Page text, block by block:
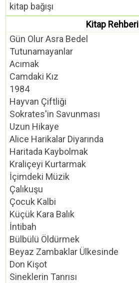
kitap bağışı
Kitap Rehberi
Gün Olur Asra Bedel
Tutunamayanlar
Acımak
Camdaki Kız
1984
Hayvan Çiftliği
Sokrates'in Savunması
Uzun Hikaye
Alice Harikalar Diyarında
Haritada Kaybolmak
Kraliçeyi Kurtarmak
İçimdeki Müzik
Çalıkuşu
Çocuk Kalbi
Küçük Kara Balık
İntibah
Bülbülü Öldürmek
Beyaz Zambaklar Ülkesinde
Don Kişot
Sineklerin Tanrısı